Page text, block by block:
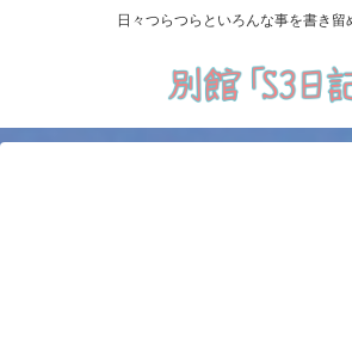
日々つらつらといろんな事を書き留